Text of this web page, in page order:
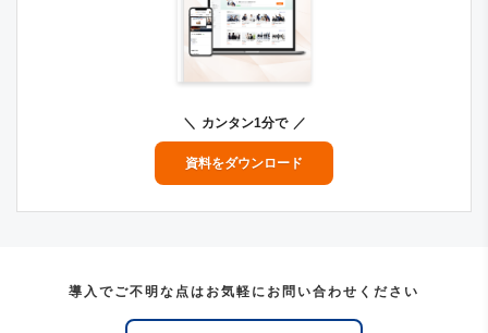
カンタン1分で
資料をダウンロード
導入でご不明な点はお気軽にお問い合わせください